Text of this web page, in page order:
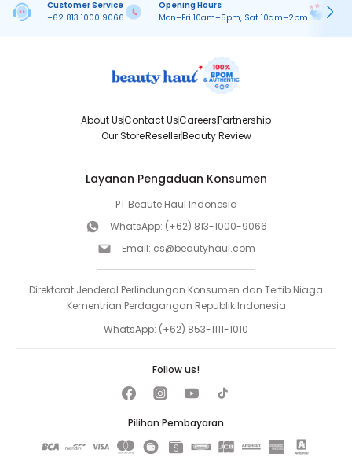
Customer Service
+62 813 1000 9066
Opening Hours
Mon–Fri 10am–5pm, Sat 10am–2pm
About UsContact UsCareersPartnership
Our StoreResellerBeauty Review
Layanan Pengaduan Konsumen
PT Beaute Haul Indonesia
WhatsApp: (+62) 813-1000-9066
Email: cs@beautyhaul.com
Direktorat Jenderal Perlindungan Konsumen dan Tertib Niaga
Kementrian Perdagangan Republik Indonesia
WhatsApp: (+62) 853-1111-1010
Pilihan Pembayaran
Follow us!